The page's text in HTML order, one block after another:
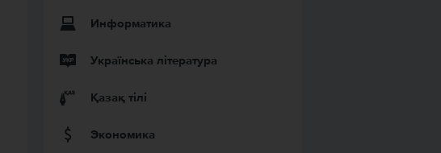
Информатика
Українська література
Қазақ тiлi
Экономика